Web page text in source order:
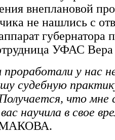
внеплановой
не нашлись с
губернатора
УФАС
проработали у нас
судебную
что мне
научила в свое